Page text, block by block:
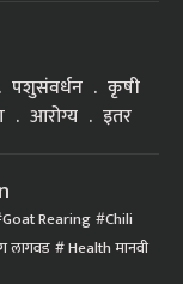
पशुसंवर्धन
कृषी
आरोग्य इतर
Goat Rearing Chili
लागवड Health मानवी